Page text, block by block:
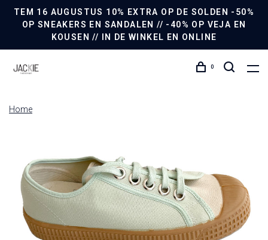
TEM 16 AUGUSTUS 10% EXTRA OP DE SOLDEN -50%
OP SNEAKERS EN SANDALEN // -40% OP VEJA EN
KOUSEN // IN DE WINKEL EN ONLINE
0
Home